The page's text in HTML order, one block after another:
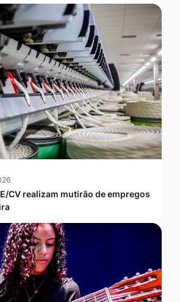
CV realizam mutirão de empregos